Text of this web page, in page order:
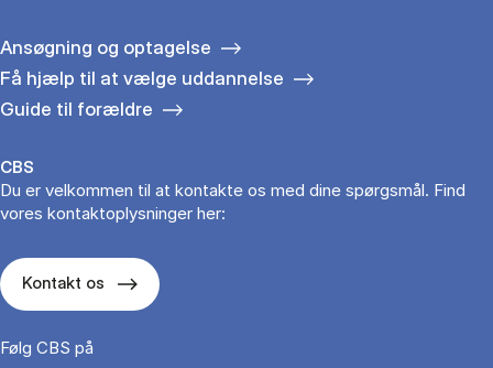
Ansøgning og optagelse
Få hjælp til at vælge uddannelse
Guide til forældre
CBS
Du er velkommen til at kontakte os med dine spørgsmål. Find
vores kontaktoplysninger her:
Kontakt os
Følg CBS på